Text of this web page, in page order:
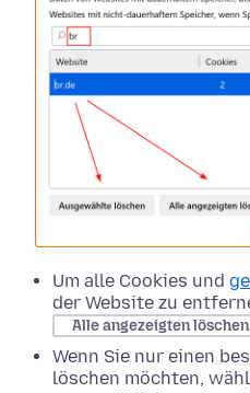
Um alle Cookies und
der Website zu
Alle angezeigten löschen
Wenn Sie nur einen
löschen möchten,